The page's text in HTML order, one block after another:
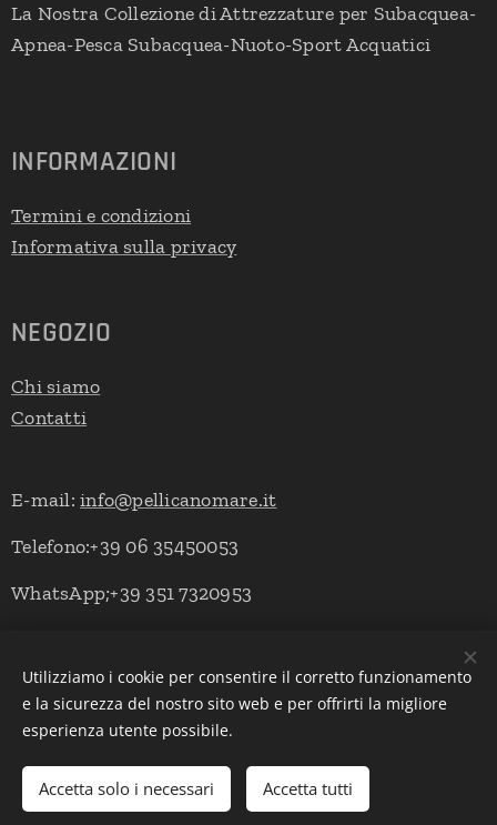
La Nostra Collezione di Attrezzature per Subacquea-
Apnea-Pesca Subacquea-Nuoto-Sport Acquatici
INFORMAZIONI
Termini e condizioni
Informativa sulla privacy
NEGOZIO
Chi siamo
Contatti
E-mail:info@pellicanomare.it
Telefono:+39 06 35450053
WhatsApp;+39 351 7320953
Powered by Pellicano Mare Cookies
Lingue
Italiano
English Deutsch
Utilizziamo i cookie per consentire il corretto funzionamento
e la sicurezza del nostro sito web e per offrirti la migliore
esperienza utente possibile.
Accetta solo i necessari Accetta tutti